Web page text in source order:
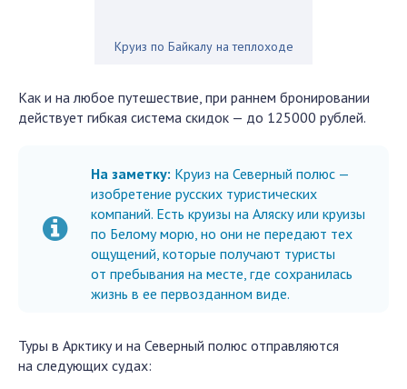
Круиз по Байкалу на теплоходе
Как и на любое путешествие, при раннем бронировании
действует гибкая система скидок — до 125000 рублей.
На заметку: Круиз на Северный полюс —
изобретение русских туристических
компаний. Есть круизы на Аляску или круизы
по Белому морю, но они не передают тех
ощущений, которые получают туристы
от пребывания на месте, где сохранилась
жизнь в ее первозданном виде.
Туры в Арктику и на Северный полюс отправляются
на следующих судах: